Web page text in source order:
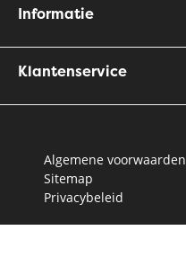
Informatie
Klantenservice
Algemene voorwaarden
Sitemap
Privacybeleid